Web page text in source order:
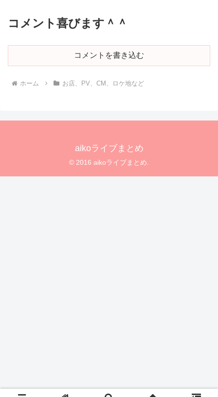
コメント喜びます＾＾
コメントを書き込む
ホーム お店、PV、CM、ロケ地など
aikoライブまとめ
© 2016 aikoライブまとめ.